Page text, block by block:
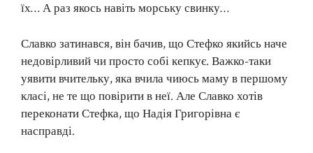
їх… А раз якось навіть морську свинку…
Славко затинався, він бачив, що Стефко якийсь наче
недовірливий чи просто собі кепкує. Важко-таки
уявити вчительку, яка вчила чиюсь маму в першому
класі, не те що повірити в неї. Але Славко хотів
переконати Стефка, що Надія Григорівна є
насправді.